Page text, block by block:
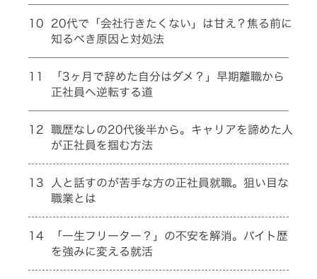
10 20代で「会社行きたくない」は甘え？焦る前に
知るべき原因と対処法
11
「3ヶ月で辞めた自分はダメ？」早期離職から
正社員へ逆転する道
12 職歴なしの20代後半から。キャリアを諦めた人
が正社員を掴む方法
13 人と話すのが苦手な方の正社員就職。狙い目な
職業とは
14
「一生フリーター？」の不安を解消。バイト歴
を強みに変える就活